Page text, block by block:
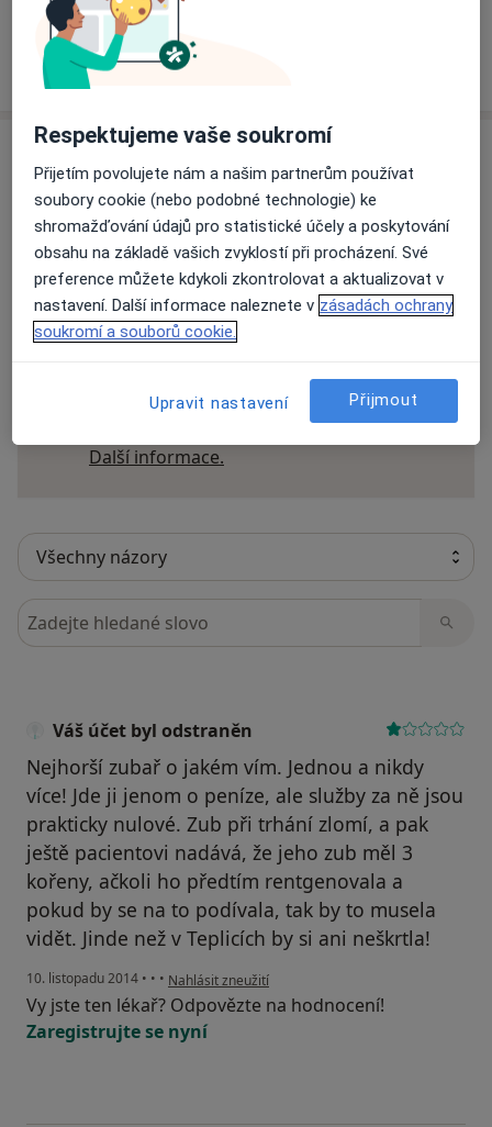
Přidejte svůj názor
10 názorů
Recenze pacientů jsou pro nás důležité.
Specialisté nemají možnost zaplatit za
odstranění nebo změnu recenze pacienta.
Další informace.
Hledejte v názorech
Váš účet byl odstraněn
Nejhorší zubař o jakém vím. Jednou a nikdy
více! Jde ji jenom o peníze, ale služby za ně jsou
prakticky nulové. Zub při trhání zlomí, a pak
ještě pacientovi nadává, že jeho zub měl 3
kořeny, ačkoli ho předtím rentgenovala a
pokud by se na to podívala, tak by to musela
vidět. Jinde než v Teplicích by si ani neškrtla!
10. listopadu 2014 • • • podle názoru uživatele Váš účet byl odstraněn
Nahlásit zneužití
Vy jste ten lékař? Odpovězte na hodnocení!
Zaregistrujte se nyní
Respektujeme vaše soukromí
Přijetím povolujete nám a našim partnerům používat
soubory cookie (nebo podobné technologie) ke
shromažďování údajů pro statistické účely a poskytování
obsahu na základě vašich zvyklostí při procházení. Své
preference můžete kdykoli zkontrolovat a aktualizovat v
nastavení. Další informace naleznete v zásadách ochrany
soukromí a souborů cookie.
Upravit nastavení Přijmout